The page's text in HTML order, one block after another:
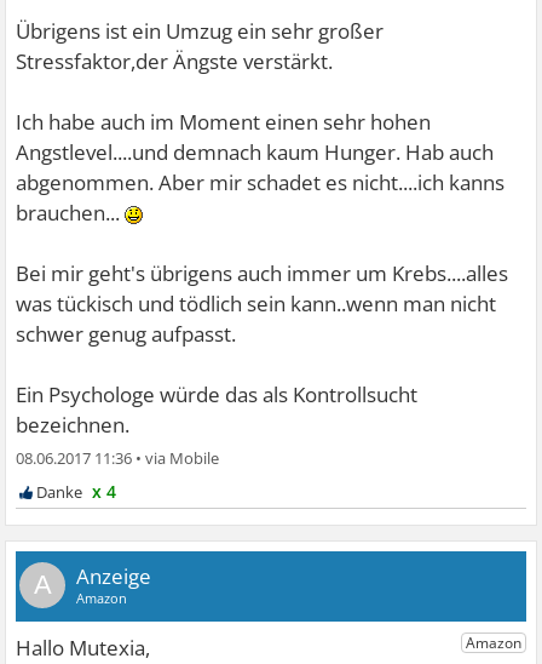
Übrigens ist ein Umzug ein sehr großer
Stressfaktor,der Ängste verstärkt.
Ich habe auch im Moment einen sehr hohen
Angstlevel....und demnach kaum Hunger. Hab auch
abgenommen. Aber mir schadet es nicht....ich kanns
brauchen...
Bei mir geht's übrigens auch immer um Krebs....alles
was tückisch und tödlich sein kann..wenn man nicht
schwer genug aufpasst.
Ein Psychologe würde das als Kontrollsucht
bezeichnen.
08.06.2017 11:36 •
x 4
A